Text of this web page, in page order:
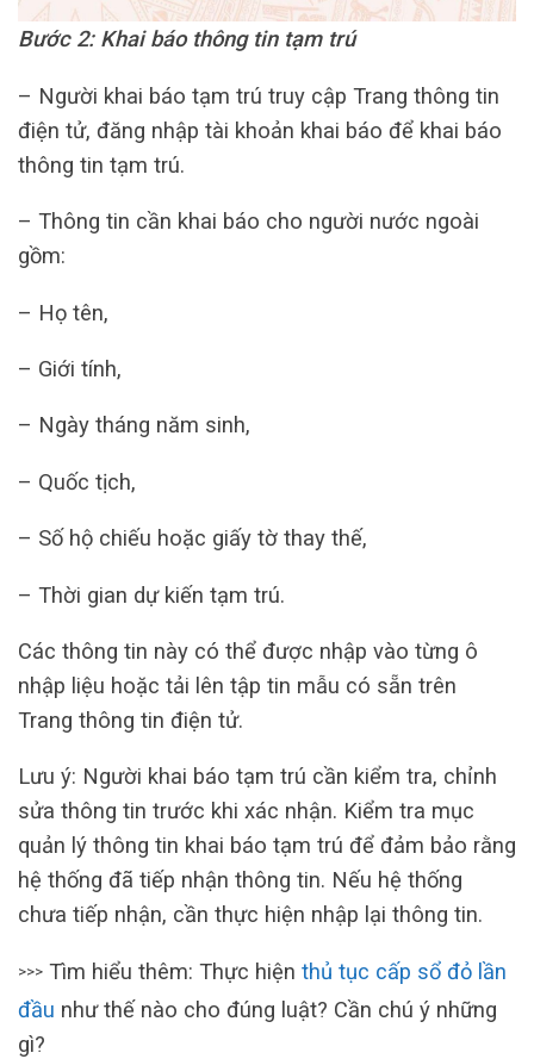
Bước 2: Khai báo thông tin tạm trú
– Người khai báo tạm trú truy cập Trang thông tin
điện tử, đăng nhập tài khoản khai báo để khai báo
thông tin tạm trú.
– Thông tin cần khai báo cho người nước ngoài
gồm:
– Họ tên,
– Giới tính,
– Ngày tháng năm sinh,
– Quốc tịch,
– Số hộ chiếu hoặc giấy tờ thay thế,
– Thời gian dự kiến tạm trú.
Các thông tin này có thể được nhập vào từng ô
nhập liệu hoặc tải lên tập tin mẫu có sẵn trên
Trang thông tin điện tử.
Lưu ý: Người khai báo tạm trú cần kiểm tra, chỉnh
sửa thông tin trước khi xác nhận. Kiểm tra mục
quản lý thông tin khai báo tạm trú để đảm bảo rằng
hệ thống đã tiếp nhận thông tin. Nếu hệ thống
chưa tiếp nhận, cần thực hiện nhập lại thông tin.
>>> Tìm hiểu thêm: Thực hiện thủ tục cấp sổ đỏ lần
đầu như thế nào cho đúng luật? Cần chú ý những
gì?